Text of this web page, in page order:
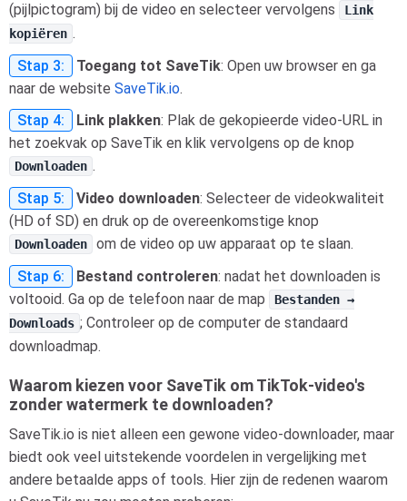
(pijlpictogram) bij de video en selecteer vervolgens
Link
kopiëren .
Stap 3:
Toegang tot SaveTik: Open uw browser en ga
naar de website SaveTik.io.
Stap 4:
Link plakken: Plak de gekopieerde video-URL in
het zoekvak op SaveTik en klik vervolgens op de knop
Downloaden .
Stap 5:
Video downloaden: Selecteer de videokwaliteit
(HD of SD) en druk op de overeenkomstige knop
Downloaden
om de video op uw apparaat op te slaan.
Stap 6:
Bestand controleren: nadat het downloaden is
voltooid. Ga op de telefoon naar de map
Bestanden →
Downloads ; Controleer op de computer de standaard
downloadmap.
Waarom kiezen voor SaveTik om TikTok-video's
zonder watermerk te downloaden?
SaveTik.io is niet alleen een gewone video-downloader, maar
biedt ook veel uitstekende voordelen in vergelijking met
andere betaalde apps of tools. Hier zijn de redenen waarom